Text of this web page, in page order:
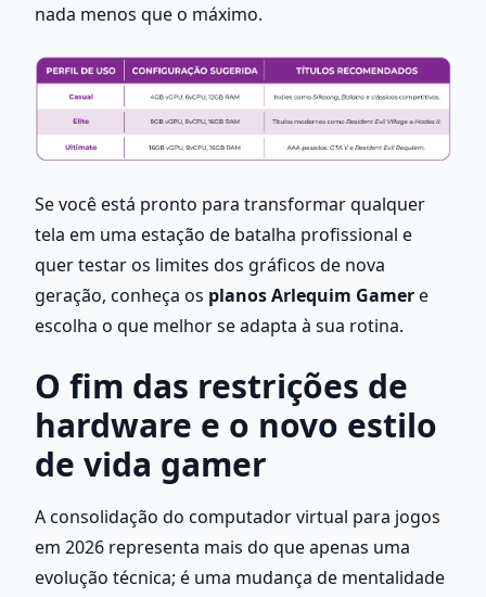
nada menos que o máximo.
Se você está pronto para transformar qualquer
tela em uma estação de batalha profissional e
quer testar os limites dos gráficos de nova
geração, conheça os planos Arlequim Gamer e
escolha o que melhor se adapta à sua rotina.
O fim das restrições de
hardware e o novo estilo
de vida gamer
A consolidação do computador virtual para jogos
em 2026 representa mais do que apenas uma
evolução técnica; é uma mudança de mentalidade